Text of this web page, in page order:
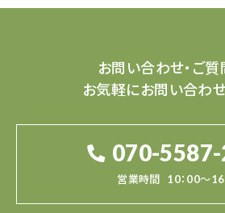
お問い合わせ・ご
お気軽にお問い合わ
070-
営業時間 10：00～16